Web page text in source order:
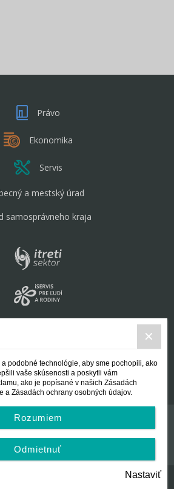
Právo
Ekonomika
Servis
a mestský úrad
samosprávneho kraja
Kontakt
Všeobecné podmienky
podobné technológie, aby sme pochopili, ako
vaše skúsenosti a poskytli vám
ako je popísané v našich Zásadách
a Zásadách ochrany osobných údajov.
Rozumiem
Odmietnuť
Nastaviť